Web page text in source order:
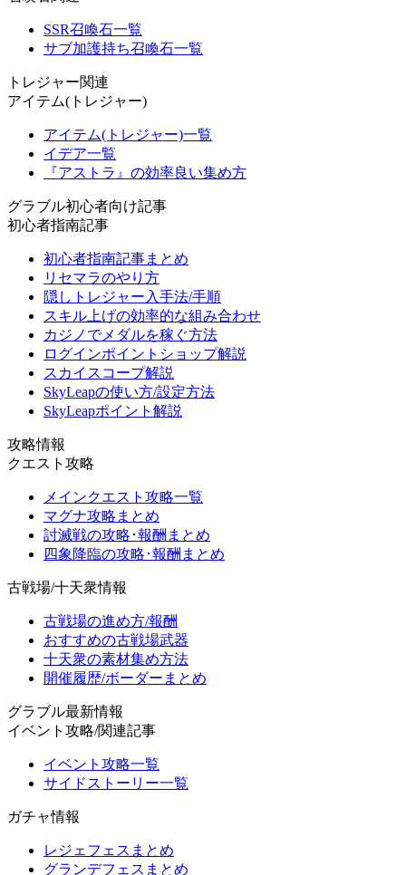
SSR召喚石一覧
サブ加護持ち召喚石一覧
トレジャー関連
アイテム(トレジャー)
アイテム(トレジャー)一覧
イデア一覧
『アストラ』の効率良い集め方
グラブル初心者向け記事
初心者指南記事
初心者指南記事まとめ
リセマラのやり方
隠しトレジャー入手法/手順
スキル上げの効率的な組み合わせ
カジノでメダルを稼ぐ方法
ログインポイントショップ解説
スカイスコープ解説
SkyLeapの使い方/設定方法
SkyLeapポイント解説
攻略情報
クエスト攻略
メインクエスト攻略一覧
マグナ攻略まとめ
討滅戦の攻略･報酬まとめ
四象降臨の攻略･報酬まとめ
古戦場/十天衆情報
古戦場の進め方/報酬
おすすめの古戦場武器
十天衆の素材集め方法
開催履歴/ボーダーまとめ
グラブル最新情報
イベント攻略/関連記事
イベント攻略一覧
サイドストーリー一覧
ガチャ情報
レジェフェスまとめ
グランデフェスまとめ